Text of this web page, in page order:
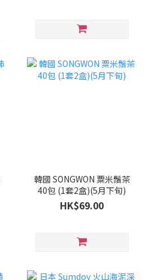
韓國 SONGWON 粟米鬚茶
40包 (1套2盒)(5月下旬)
HK$69.00